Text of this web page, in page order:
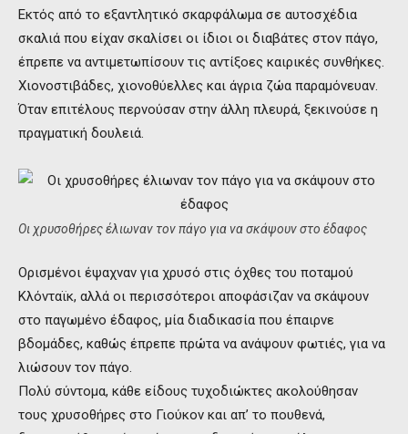
Εκτός από το εξαντλητικό σκαρφάλωμα σε αυτοσχέδια
σκαλιά που είχαν σκαλίσει οι ίδιοι οι διαβάτες στον πάγο,
έπρεπε να αντιμετωπίσουν τις αντίξοες καιρικές συνθήκες.
Χιονοστιβάδες, χιονοθύελλες και άγρια ζώα παραμόνευαν.
Όταν επιτέλους περνούσαν στην άλλη πλευρά, ξεκινούσε η
πραγματική δουλειά.
Οι χρυσοθήρες έλιωναν τον πάγο για να σκάψουν στο έδαφος
Ορισμένοι έψαχναν για χρυσό στις όχθες του ποταμού
Κλόνταϊκ, αλλά οι περισσότεροι αποφάσιζαν να σκάψουν
στο παγωμένο έδαφος, μία διαδικασία που έπαιρνε
βδομάδες, καθώς έπρεπε πρώτα να ανάψουν φωτιές, για να
λιώσουν τον πάγο.
Πολύ σύντομα, κάθε είδους τυχοδιώκτες ακολούθησαν
τους χρυσοθήρες στο Γιούκον και απ’ το πουθενά,